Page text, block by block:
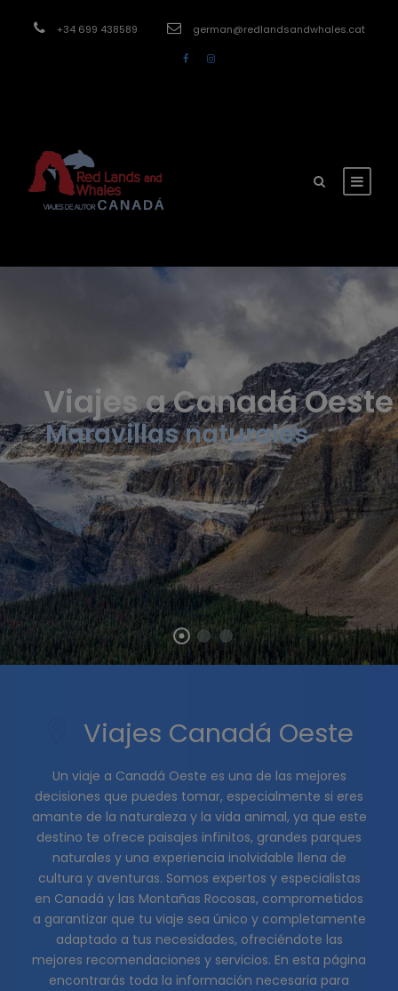
+34 699 438589 german@redlandsandwhales.cat
Viajes a Canadá Oeste
Maravillas naturales
Viajes Canadá Oeste
Un viaje a Canadá Oeste es una de las mejores
decisiones que puedes tomar, especialmente si eres
amante de la naturaleza y la vida animal, ya que este
destino te ofrece paisajes infinitos, grandes parques
naturales y una experiencia inolvidable llena de
cultura y aventuras. Somos expertos y especialistas
en Canadá y las Montañas Rocosas, comprometidos
a garantizar que tu viaje sea único y completamente
adaptado a tus necesidades, ofreciéndote las
mejores recomendaciones y servicios. En esta página
encontrarás toda la información necesaria para